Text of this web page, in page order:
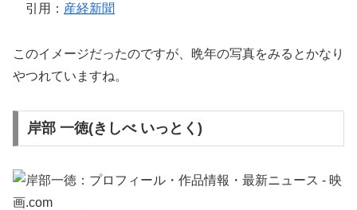
引用： 産経新聞
このイメージだったのですが、晩年の写真をみるとかなり
やつれていますね。
岸部 一徳(きしべ いっとく)